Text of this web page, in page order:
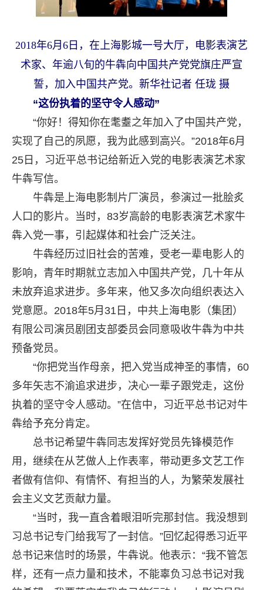
2018年6月6日，在上海影城一号大厅，电影表演艺
术家、年逾八旬的牛犇向中国共产党党旗庄严宣
誓，加入中国共产党。新华社记者 任珑 摄
“这份执着的坚守令人感动”
“你好！得知你在耄耋之年加入了中国共产党，
实现了自己的夙愿，我为此感到高兴。”2018年6月
25日，习近平总书记给新近入党的电影表演艺术家
牛犇写信。
牛犇是上海电影制片厂演员，参演过一批脍炙
人口的影片。当时，83岁高龄的电影表演艺术家牛
犇入党一事，引起媒体和社会广泛关注。
牛犇经历过旧社会的苦难，受老一辈电影人的
影响，青年时期就立志加入中国共产党，几十年从
未放弃追求进步。多年来，他又多次向组织表达入
党意愿。2018年5月31日，中共上海电影（集团）
有限公司演员剧团支部委员会同意吸收牛犇为中共
预备党员。
“你把党当作母亲，把入党当成神圣的事情，60
多年矢志不渝追求进步，决心一辈子跟党走，这份
执着的坚守令人感动。”在信中，习近平总书记对牛
犇给予充分肯定。
总书记希望牛犇同志发挥好党员先锋模范作
用，继续在从艺做人上作表率，带动更多文艺工作
者做有信仰、有情怀、有担当的人，为繁荣发展社
会主义文艺贡献力量。
“当时，我一直含着眼泪听完那封信。我没想到
习总书记专门给我写了一封信。”回忆起得悉习近平
总书记来信时的场景，牛犇说。他表示：“我不管怎
样，还有一点力量和技术，不能辜负习总书记对我